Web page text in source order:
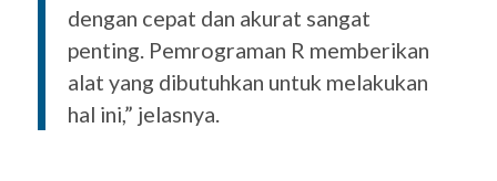
dengan cepat dan akurat sangat
penting. Pemrograman R memberikan
alat yang dibutuhkan untuk melakukan
hal ini,” jelasnya.